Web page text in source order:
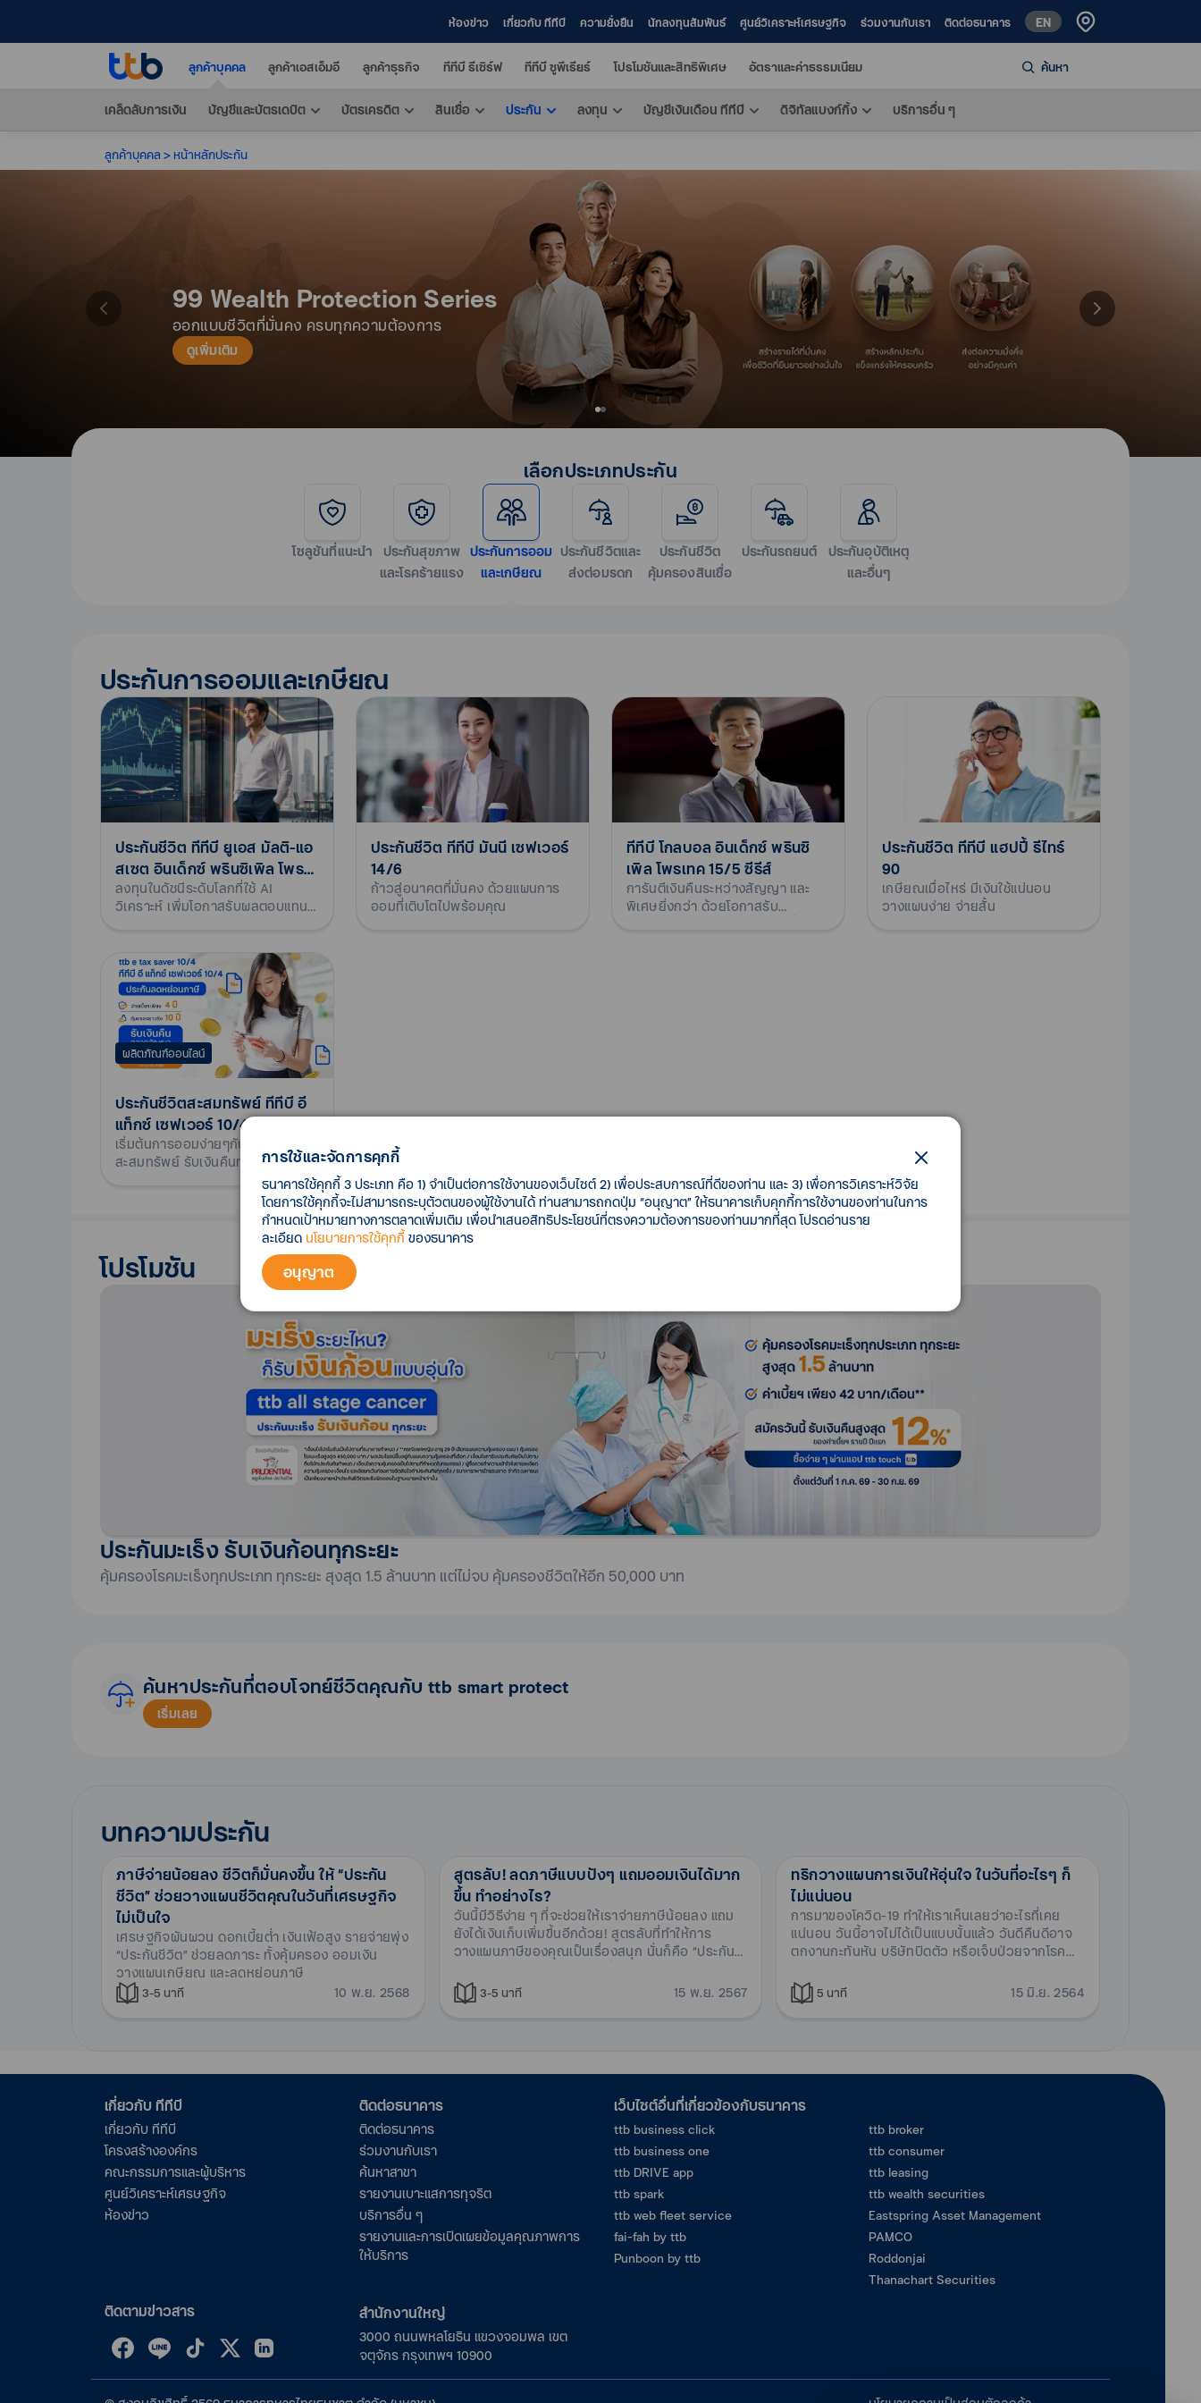
ห้องข่าว เกี่ยวกับ ทีทีบี ความยั่งยืน นักลงทุนสัมพันธ์ ศูนย์วิเคราะห์เศรษฐกิจ ร่วมงานกับเรา ติดต่อธนาคาร EN
ลูกค้าบุคคล ลูกค้าเอสเอ็มอี ลูกค้าธุรกิจ ทีทีบี รีเซิร์ฟ ทีทีบี ซูพีเรียร์ โปรโมชันและสิทธิพิเศษ อัตราและค่าธรรมเนียม ค้นหา
เคล็ดลับการเงิน บัญชีและบัตรเดบิต บัตรเครดิต สินเชื่อ ประกัน ลงทุน บัญชีเงินเดือน ทีทีบี ดิจิทัลแบงก์กิ้ง บริการอื่น ๆ
ลูกค้าบุคคล หน้าหลักประกัน
99 Wealth Protection Series
ออกแบบชีวิตที่มั่นคง ครบทุกความต้องการ
ดูเพิ่มเติม
เลือกประเภทประกัน
โซลูชันที่แนะนำ
ประกันสุขภาพ
และโรคร้ายแรง
ประกันการออม
และเกษียณ
ประกันชีวิตและ
ส่งต่อมรดก
ประกันชีวิต
คุ้มครองสินเชื่อ
ประกันรถยนต์
ประกันอุบัติเหตุ
และอื่นๆ
ประกันการออมและเกษียณ
ประกันชีวิต ทีทีบี ยูเอส มัลติ-แอ
สเซต อินเด็กซ์ พรินซิเพิล โพร
เทค 15/5
ลงทุนในดัชนีระดับโลกที่ใช้ AI
วิเคราะห์ เพิ่มโอกาสรับผลตอบแทน
ประกันชีวิต ทีทีบี มันนี เซฟเวอร์
14/6
ก้าวสู่อนาคตที่มั่นคง ด้วยแผนการ
ออมที่เติบโตไปพร้อมคุณ
ทีทีบี โกลบอล อินเด็กซ์ พรินซิ
เพิล โพรเทค 15/5 ซีรีส์
การันตีเงินคืนระหว่างสัญญา และ
พิเศษยิ่งกว่า ด้วยโอกาสรับ
ประกันชีวิต ทีทีบี แฮปปี้ รีไทร์
90
เกษียณเมื่อไหร่ มีเงินใช้แน่นอน
วางแผนง่าย จ่ายสั้น
ผลิตภัณฑ์ออนไลน์
ประกันชีวิตสะสมทรัพย์ ทีทีบี อี
แท็กซ์ เซฟเวอร์ 10/4
เริ่มต้นการออมง่ายๆกับประกันชีวิต
สะสมทรัพย์ รับเงินคืนทุกปี มีเงินก้อน
โปรโมชัน
ประกันมะเร็ง รับเงินก้อนทุกระยะ
คุ้มครองโรคมะเร็งทุกประเภท ทุกระยะ สุงสุด 1.5 ล้านบาท แต่ไม่จบ คุ้มครองชีวิตให้อีก 50,000 บาท
ค้นหาประกันที่ตอบโจทย์ชีวิตคุณกับ ttb smart protect
เริ่มเลย
บทความประกัน
ภาษีจ่ายน้อยลง ชีวิตก็มั่นคงขึ้น ให้ “ประกัน
ชีวิต” ช่วยวางแผนชีวิตคุณในวันที่เศรษฐกิจ
ไม่เป็นใจ
เศรษฐกิจผันผวน ดอกเบี้ยต่ำ เงินเฟ้อสูง รายจ่ายพุ่ง
“ประกันชีวิต” ช่วยลดภาระ ทั้งคุ้มครอง ออมเงิน
วางแผนเกษียณ และลดหย่อนภาษี
3-5 นาที 10 พ.ย. 2568
สูตรลับ! ลดภาษีแบบปังๆ แถมออมเงินได้มาก
ขึ้น ทำอย่างไร?
วันนี้มีวิธีง่าย ๆ ที่จะช่วยให้เราจ่ายภาษีน้อยลง แถม
ยังได้เงินเก็บเพิ่มขึ้นอีกด้วย! สูตรลับที่ทำให้การ
วางแผนภาษีของคุณเป็นเรื่องสนุก นั่นก็คือ “ประกัน
แถมออมเงินได้มากขึ้นอย่างไร? มาดูไปพร้อมกัน
3-5 นาที 15 พ.ย. 2567
ทริกวางแผนการเงินให้อุ่นใจ ในวันที่อะไรๆ ก็
ไม่แน่นอน
การมาของโควิด-19 ทำให้เราเห็นเลยว่าอะไรที่เคย
แน่นอน วันนี้อาจไม่ได้เป็นแบบนั้นแล้ว วันดีคืนดีอาจ
ตกงานกะทันหัน บริษัทปิดตัว หรือเจ็บป่วยจากโรค
5 นาที 15 มิ.ย. 2564
การใช้และจัดการคุกกี้
ธนาคารใช้คุกกี้ 3 ประเภท คือ 1) จำเป็นต่อการใช้งานของเว็บไซต์ 2) เพื่อประสบการณ์ที่ดีของท่าน และ 3) เพื่อการวิเคราะห์วิจัย
โดยการใช้คุกกี้จะไม่สามารถระบุตัวตนของผู้ใช้งานได้ ท่านสามารถกดปุ่ม “อนุญาต” ให้ธนาคารเก็บคุกกี้การใช้งานของท่านในการ
กำหนดเป้าหมายทางการตลาดเพิ่มเติม เพื่อนำเสนอสิทธิประโยชน์ที่ตรงความต้องการของท่านมากที่สุด โปรดอ่านราย
ละเอียด นโยบายการใช้คุกกี้ของธนาคาร
อนุญาต
เกี่ยวกับ ทีทีบี
เกี่ยวกับ ทีทีบี
โครงสร้างองค์กร
คณะกรรมการและผู้บริหาร
ศูนย์วิเคราะห์เศรษฐกิจ
ห้องข่าว
ติดต่อธนาคาร
ติดต่อธนาคาร
ร่วมงานกับเรา
ค้นหาสาขา
รายงานเบาะแสการทุจริต
บริการอื่น ๆ
รายงานและการเปิดเผยข้อมูลคุณภาพการ
ให้บริการ
เว็บไซต์อื่นที่เกี่ยวข้องกับธนาคาร
ttb business click
ttb business one
ttb DRIVE app
ttb spark
ttb web fleet service
fai-fah by ttb
Punboon by ttb
ttb broker
ttb consumer
ttb leasing
ttb wealth securities
Eastspring Asset Management
PAMCO
Roddonjai
Thanachart Securities
ติดตามข่าวสาร สำนักงานใหญ่
3000 ถนนพหลโยธิน แขวงจอมพล เขต
จตุจักร กรุงเทพฯ 10900